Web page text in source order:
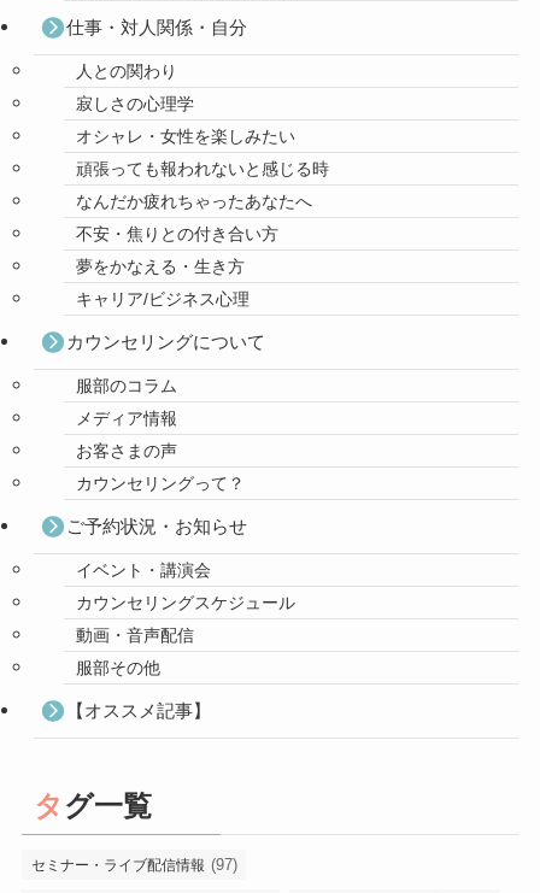
仕事・対人関係・自分
人との関わり
寂しさの心理学
オシャレ・女性を楽しみたい
頑張っても報われないと感じる時
なんだか疲れちゃったあなたへ
不安・焦りとの付き合い方
夢をかなえる・生き方
キャリア/ビジネス心理
カウンセリングについて
服部のコラム
メディア情報
お客さまの声
カウンセリングって？
ご予約状況・お知らせ
イベント・講演会
カウンセリングスケジュール
動画・音声配信
服部その他
【オススメ記事】
タグ一覧
セミナー・ライブ配信情報 (97)